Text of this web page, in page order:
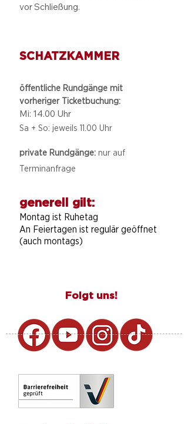
vor Schließung.
SCHATZKAMMER
öffentliche Rundgänge mit
vorheriger Ticketbuchung:
Mi: 14.00 Uhr
Sa + So: jeweils 11.00 Uhr
private Rundgänge: nur auf
Terminanfrage
generell gilt:
Montag ist Ruhetag
An Feiertagen ist regulär geöffnet
(auch montags)
Folgt uns!